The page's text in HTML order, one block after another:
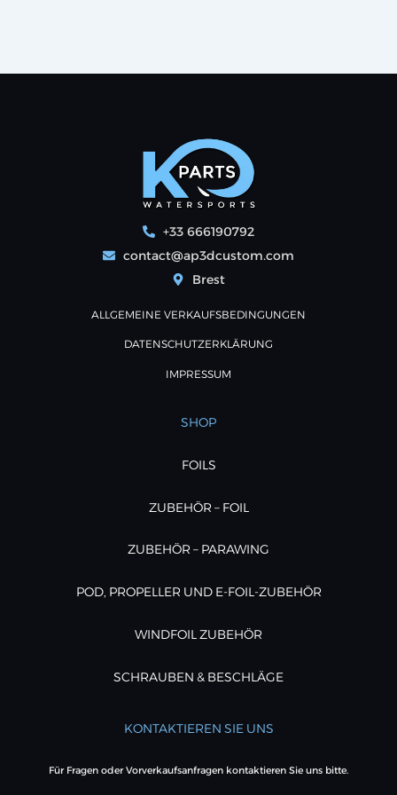
+33 666190792
contact@ap3dcustom.com
Brest
ALLGEMEINE VERKAUFSBEDINGUNGEN
DATENSCHUTZERKLÄRUNG
IMPRESSUM
SHOP
FOILS
ZUBEHÖR – FOIL
ZUBEHÖR – PARAWING
POD, PROPELLER UND E-FOIL-ZUBEHÖR
WINDFOIL ZUBEHÖR
SCHRAUBEN & BESCHLÄGE
KONTAKTIEREN SIE UNS
Für Fragen oder Vorverkaufsanfragen kontaktieren Sie uns bitte.